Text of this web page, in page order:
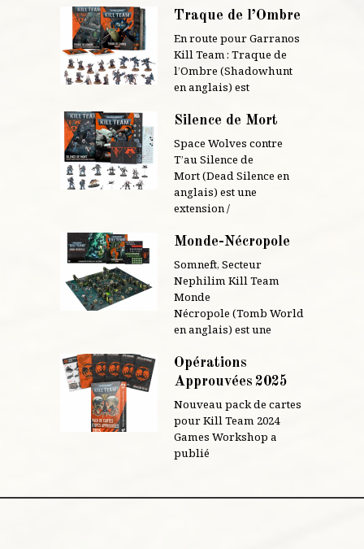
Traque de l’Ombre
En route pour Garranos
Kill Team : Traque de
l’Ombre (Shadowhunt
en anglais) est
Silence de Mort
Space Wolves contre
T’au Silence de
Mort (Dead Silence en
anglais) est une
extension /
Monde-Nécropole
Somneft, Secteur
Nephilim Kill Team
Monde
Nécropole (Tomb World
en anglais) est une
Opérations
Approuvées 2025
Nouveau pack de cartes
pour Kill Team 2024
Games Workshop a
publié